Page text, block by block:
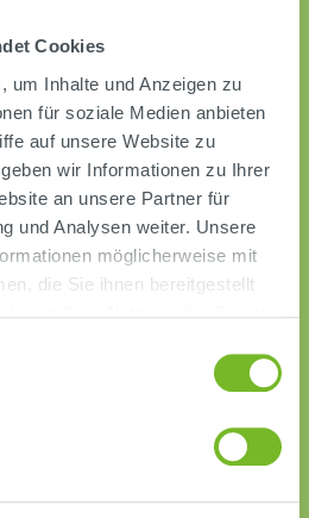
Cookies
um Inhalte und Anzeigen zu
für soziale Medien anbieten
auf unsere Website zu
wir Informationen zu Ihrer
an unsere Partner für
und Analysen weiter. Unsere
möglicherweise mit
die Sie ihnen bereitgestellt